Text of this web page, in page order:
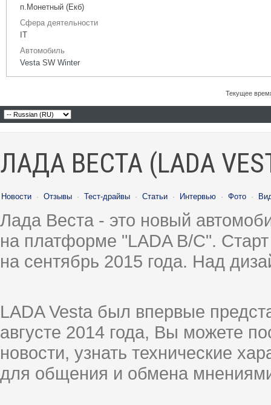
п.Монетный (Екб)
Сфера деятельности
IT
Автомобиль
Vesta SW Winter
Текущее
ЛАДА ВЕСТА (LADA
Новости · Отзывы · Тест-драйвы · Статьи · Интервью · Фото ·
Лада Веста - это новый
на платформе "LADA B/C".
на сентябрь 2015 года. Над
LADA Vesta был впервые
августе 2014 года, Вы можете
новости, узнать технические
для общения и обмена